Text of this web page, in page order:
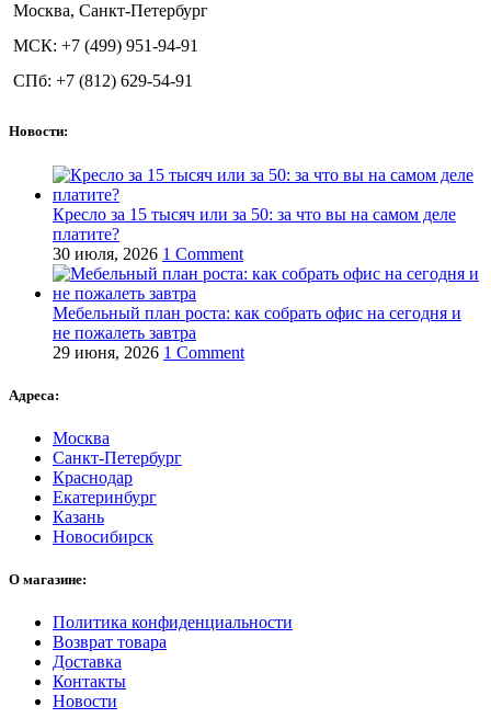
Москва, Санкт-Петербург
МСК: +7 (499) 951-94-91
СПб: +7 (812) 629-54-91
Новости:
Кресло за 15 тысяч или за 50: за что вы на самом деле
платите?
30 июля, 2026 1 Comment
Мебельный план роста: как собрать офис на сегодня и
не пожалеть завтра
29 июня, 2026 1 Comment
Адреса:
Москва
Санкт-Петербург
Краснодар
Екатеринбург
Казань
Новосибирск
О магазине:
Политика конфиденциальности
Возврат товара
Доставка
Контакты
Новости